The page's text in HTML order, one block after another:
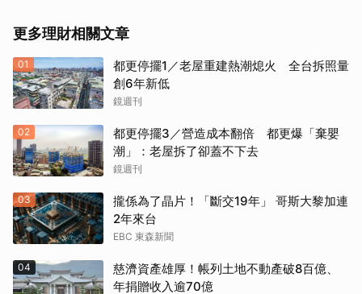
更多理財相關文章
01
都更停擺1／老屋重建熱潮熄火 全台拆照量
創6年新低
鏡週刊
02
都更停擺3／營造成本翻倍 都更爆「棄嬰
潮」：老屋拆了卻蓋不下去
鏡週刊
03
攏係為了晶片！「斷交19年」 哥斯大黎加連
2年來台
EBC 東森新聞
04
慈濟資產雄厚！帳列土地不動產破8百億、
年捐贈收入逾70億